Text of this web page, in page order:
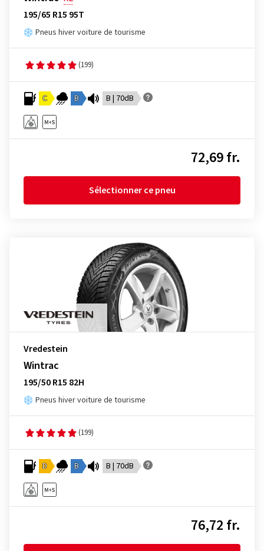
195/65 R15 95T
Pneus hiver voiture de tourisme
(199)
C B B | 70dB
72,69 fr.
Sélectionner ce pneu
Vredestein
Wintrac
195/50 R15 82H
Pneus hiver voiture de tourisme
(199)
D B B | 70dB
76,72 fr.